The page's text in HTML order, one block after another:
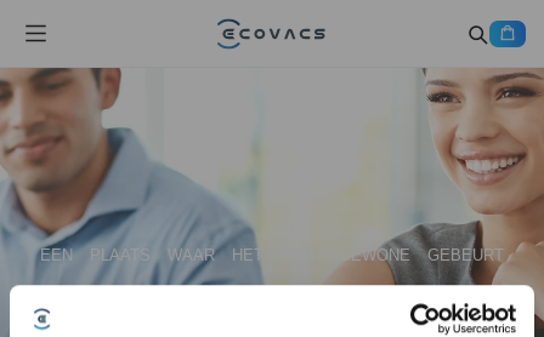
EEN PLAATS WAAR HET BUITENGEWONE GEBEURT